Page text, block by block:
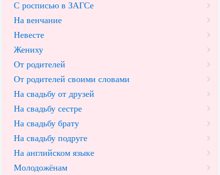
С росписью в ЗАГСе
На венчание
Невесте
Жениху
От родителей
От родителей своими словами
На свадьбу от друзей
На свадьбу сестре
На свадьбу брату
На свадьбу подруге
На английском языке
Молодожёнам